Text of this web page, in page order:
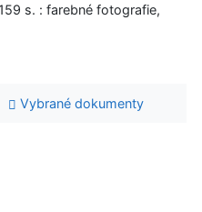
s. : farebné fotografie,
Vybrané dokumenty